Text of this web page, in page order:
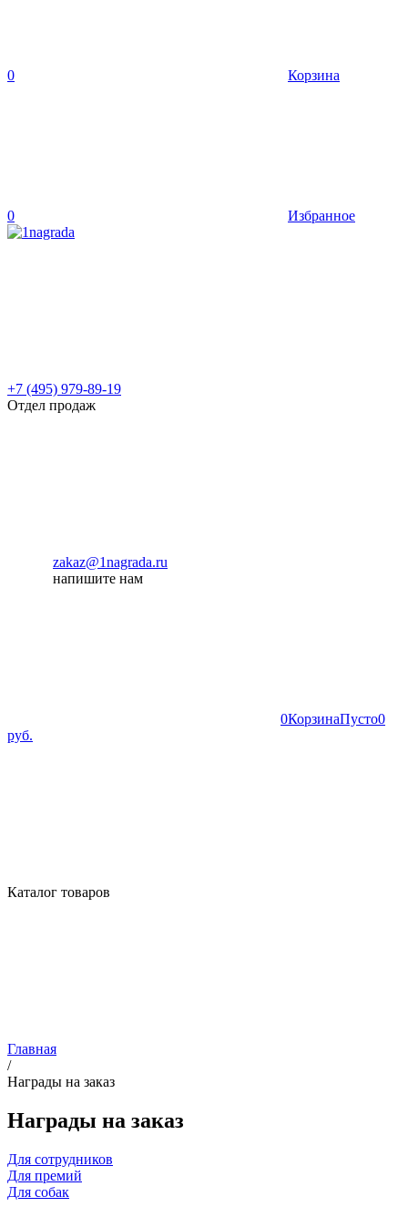
0 Корзина
0 Избранное
+7 (495) 979-89-19
Отдел продаж
zakaz@1nagrada.ru
напишите нам
0КорзинаПусто0
руб.
Каталог товаров
Главная
/
Награды на заказ
Награды на заказ
Для сотрудников
Для премий
Для собак